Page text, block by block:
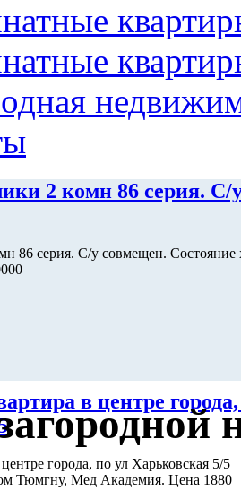
2 комн 86 серия. С/
86 серия. С/у совмещен. Состояние
в центре
города, по ул Харьковская 5/5
Тюмгну, Мед Академия. Цена 1880